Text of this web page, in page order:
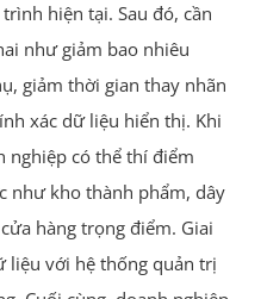
hiện tại. Sau đó, cần
như giảm bao nhiêu
giảm thời gian thay nhãn
xác dữ liệu hiển thị. Khi
nghiệp có thể thí điểm
như kho thành phẩm, dây
hàng trọng điểm. Giai
liệu với hệ thống quản trị